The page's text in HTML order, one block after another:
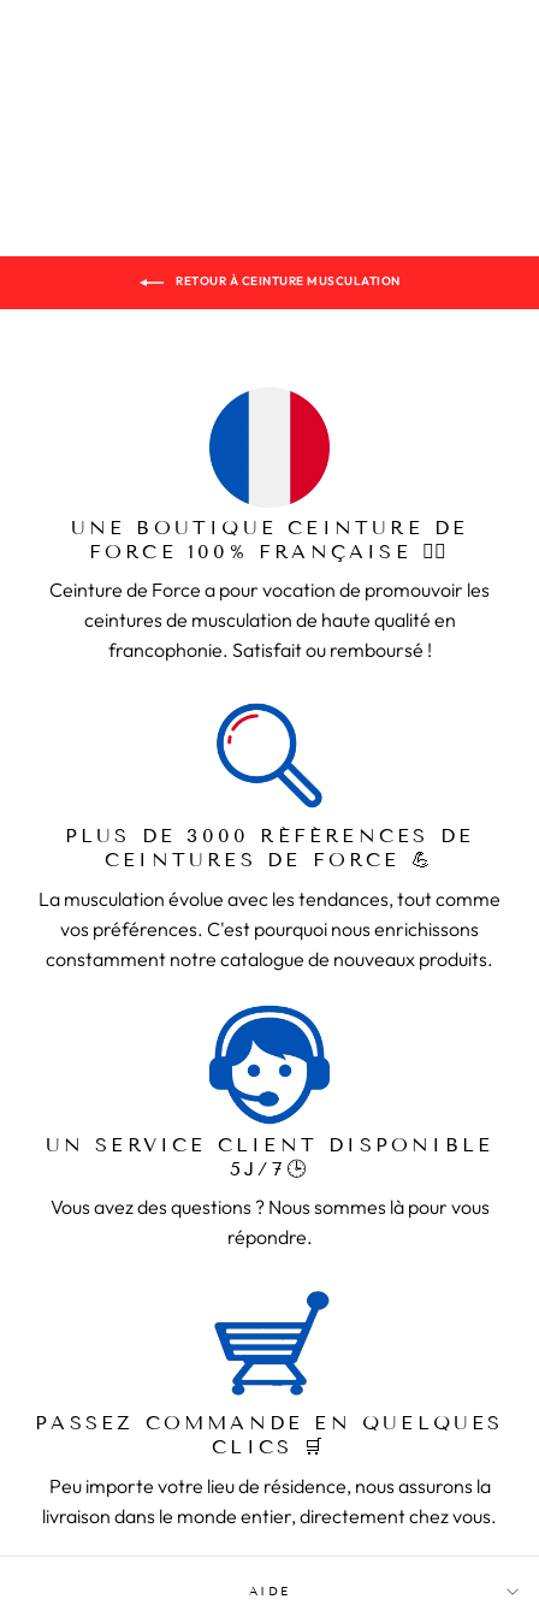
RETOUR À CEINTURE MUSCULATION
UNE BOUTIQUE CEINTURE DE
FORCE 100% FRANÇAISE 🏋️‍♂️
Ceinture de Force a pour vocation de promouvoir les
ceintures de musculation de haute qualité en
francophonie. Satisfait ou remboursé !
PLUS DE 3000 RÉFÉRENCES DE
CEINTURES DE FORCE 💪
La musculation évolue avec les tendances, tout comme
vos préférences. C'est pourquoi nous enrichissons
constamment notre catalogue de nouveaux produits.
UN SERVICE CLIENT DISPONIBLE
5J/7🕒
Vous avez des questions ? Nous sommes là pour vous
répondre.
PASSEZ COMMANDE EN QUELQUES
CLICS 🛒
Peu importe votre lieu de résidence, nous assurons la
livraison dans le monde entier, directement chez vous.
AIDE